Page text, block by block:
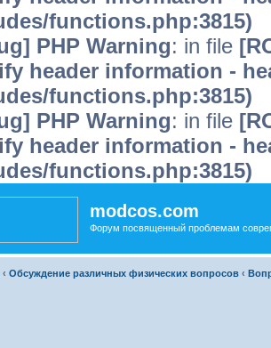
functions.php:3815)
PHP Warning: in file
header information -
functions.php:3815)
PHP Warning: in file
header information -
functions.php:3815)
modcos.com
Форум посвященный проблемам
‹ Обсуждение различных физических вопросов ‹